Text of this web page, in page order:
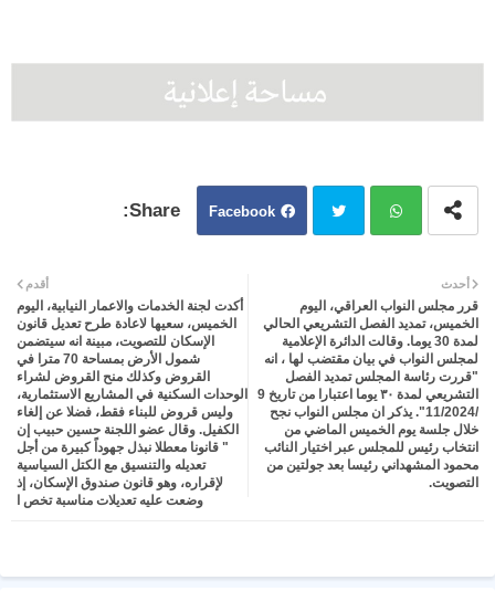
Facebook
ter atsa
pp
أحدث
قرر مجلس النواب العراقي، اليوم
الخميس، تمديد الفصل التشريعي الحالي
لمدة 30 يوما. وقالت الدائرة الإعلامية
لمجلس النواب في بيان مقتضب لها ، انه
"قررت رئاسة المجلس تمديد الفصل
التشريعي لمدة ٣٠ يوما اعتبارا من تاريخ 9
/11/2024". يذكر ان مجلس النواب نجح
خلال جلسة يوم الخميس الماضي من
انتخاب رئيس للمجلس عبر اختيار النائب
محمود المشهداني رئيسا بعد جولتين من
التصويت.
أقدم
أكدت لجنة الخدمات والاعمار النيابية، اليوم
الخميس، سعيها لاعادة طرح تعديل قانون
الإسكان للتصويت، مبينة انه سيتضمن
شمول الأرض بمساحة 70 مترا في
القروض وكذلك منح القروض لشراء
الوحدات السكنية في المشاريع الاستثمارية،
وليس قروض للبناء فقط، فضلا عن إلغاء
الكفيل. وقال عضو اللجنة حسين حبيب إن
" قانونا معطلا نبذل جهوداً كبيرة من أجل
تعديله والتنسيق مع الكتل السياسية
لإقراره، وهو قانون صندوق الإسكان، إذ
وضعت عليه تعديلات مناسبة تخص ا